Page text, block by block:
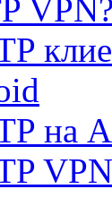
на